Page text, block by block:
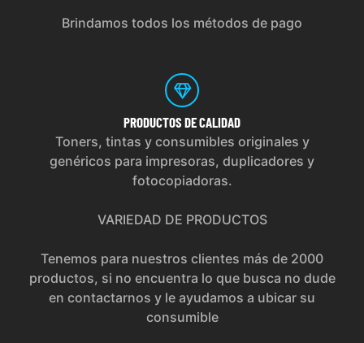
Brindamos todos los métodos de pago
PRODUCTOS DE CALIDAD
Toners, tintas y consumibles originales y
genéricos para impresoras, duplicadores y
fotocopiadoras.
VARIEDAD DE PRODUCTOS
Tenemos para nuestros clientes más de 2000
productos, si no encuentra lo que busca no dude
en contactarnos y le ayudamos a ubicar su
consumible